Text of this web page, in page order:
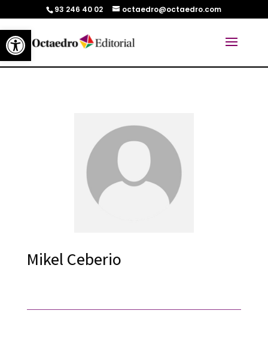
Abrir barra de herramientas
93 246 40 02 octaedro@octaedro.com
Mikel Ceberio